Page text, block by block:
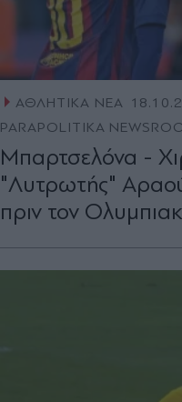
ΑΘΛΗΤΙΚΑ ΝΕΑ
PARAPOLITIKA
Μπαρτσελόνα -
"Λυτρωτής"
πριν τον